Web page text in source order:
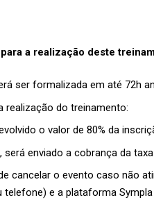
a realização deste
ser formalizada em até 72h
realização do treinamento:
o valor de 80% da
enviado a cobrança da
cancelar o evento caso não
e a plataforma